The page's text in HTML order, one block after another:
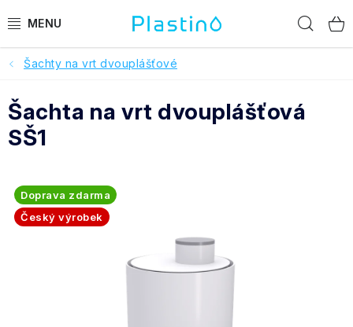
na
PRODUKTY
Reference a hodnocení
O nás
Realizace
Dotace Dešťovka
Šachty na vrt dvouplášťové
Šachta na vrt dvouplášťová
SŠ1
Doprava zdarma
Český výrobek